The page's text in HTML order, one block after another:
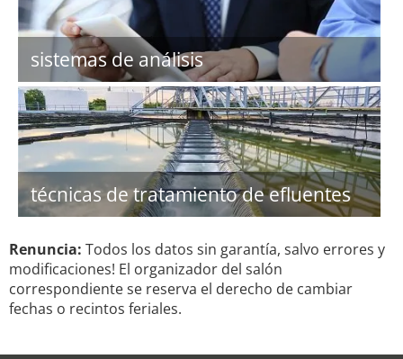
sistemas de análisis
técnicas de tratamiento de efluentes
Renuncia: Todos los datos sin garantía, salvo errores y
modificaciones! El organizador del salón
correspondiente se reserva el derecho de cambiar
fechas o recintos feriales.